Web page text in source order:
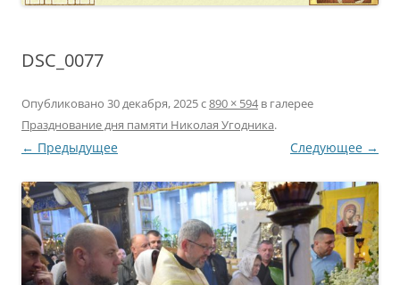
DSC_0077
Опубликовано 30 декабря, 2025с890 × 594в галерее
Празднование дня памяти Николая Угодника.
← Предыдущее Следующее →